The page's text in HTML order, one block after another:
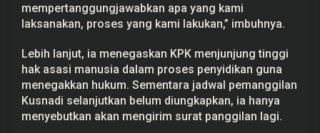
mempertanggungjawabkan apa yang kami
laksanakan, proses yang kami lakukan,” imbuhnya.
Lebih lanjut, ia menegaskan KPK menjunjung tinggi
hak asasi manusia dalam proses penyidikan guna
menegakkan hukum. Sementara jadwal pemanggilan
Kusnadi selanjutkan belum diungkapkan, ia hanya
menyebutkan akan mengirim surat panggilan lagi.